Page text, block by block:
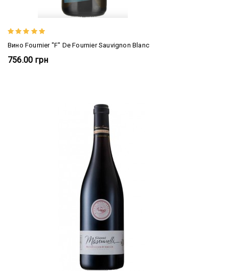
Вино Fournier "F" De Fournier Sauvignon Blanc
756.00 грн